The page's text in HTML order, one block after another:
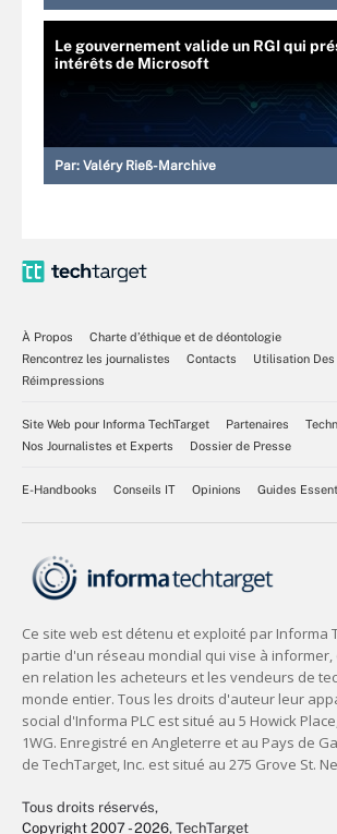
Le gouvernement valide un RGI qui
intérêts de Microsoft
Par: Valéry Rieß-Marchive
À Propos
Charte d’éthique et de déontologie
Rencontrez les journalistes
Contacts
Utilisation Des
Réimpressions
Site Web pour Informa TechTarget Partenaires
Nos Journalistes et Experts
Dossier de Presse
E-Handbooks Conseils IT Opinions Guides
Tous droits réservés,
Copyright 2007 - 2026, TechTarget